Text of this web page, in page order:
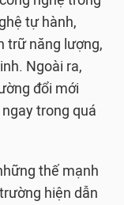
tự hành,
trữ năng lượng,
Ngoài ra,
đổi mới
trong quá
thế mạnh
hiện dẫn